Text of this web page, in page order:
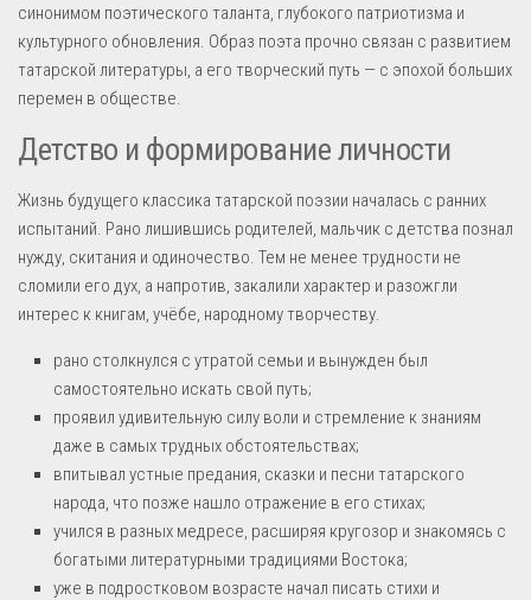
синонимом поэтического таланта, глубокого патриотизма и
культурного обновления. Образ поэта прочно связан с развитием
татарской литературы, а его творческий путь — с эпохой больших
перемен в обществе.
Детство и формирование личности
Жизнь будущего классика татарской поэзии началась с ранних
испытаний. Рано лишившись родителей, мальчик с детства познал
нужду, скитания и одиночество. Тем не менее трудности не
сломили его дух, а напротив, закалили характер и разожгли
интерес к книгам, учёбе, народному творчеству.
рано столкнулся с утратой семьи и вынужден был
самостоятельно искать свой путь;
проявил удивительную силу воли и стремление к знаниям
даже в самых трудных обстоятельствах;
впитывал устные предания, сказки и песни татарского
народа, что позже нашло отражение в его стихах;
учился в разных медресе, расширяя кругозор и знакомясь с
богатыми литературными традициями Востока;
уже в подростковом возрасте начал писать стихи и